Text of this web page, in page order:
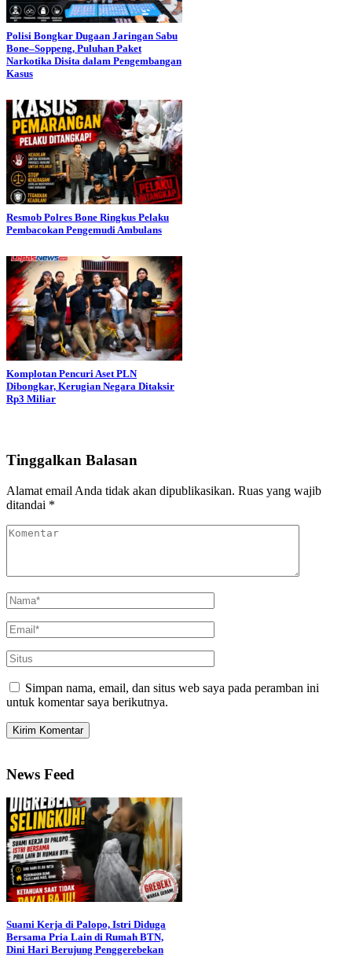
Polisi Bongkar Dugaan Jaringan Sabu
Bone–Soppeng, Puluhan Paket
Narkotika Disita dalam Pengembangan
Kasus
Resmob Polres Bone Ringkus Pelaku
Pembacokan Pengemudi Ambulans
Komplotan Pencuri Aset PLN
Dibongkar, Kerugian Negara Ditaksir
Rp3 Miliar
Tinggalkan Balasan
Alamat email Anda tidak akan dipublikasikan. Ruas yang wajib
ditandai *
Simpan nama, email, dan situs web saya pada peramban ini
untuk komentar saya berikutnya.
News Feed
Suami Kerja di Palopo, Istri Diduga
Bersama Pria Lain di Rumah BTN,
Dini Hari Berujung Penggerebekan